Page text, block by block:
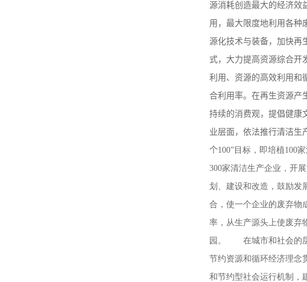
源消耗创造最大的经济效
用，最大限度地利用各种
源化技术与装备，加快
式，大力提高资源综合开
利用、资源的高效利用和
合利用率。在再生资源产
持续的消费观，提倡健
业层面，依法推行清洁生
个100”目标，即培植100
300家清洁生产企业，开
划、建设和改造，鼓励发
合，使一个企业的废弃物
率，从生产源头上使废弃
园。 在城市和社会的层
节约资源和循环经济理念
和节约型社会运行机制，